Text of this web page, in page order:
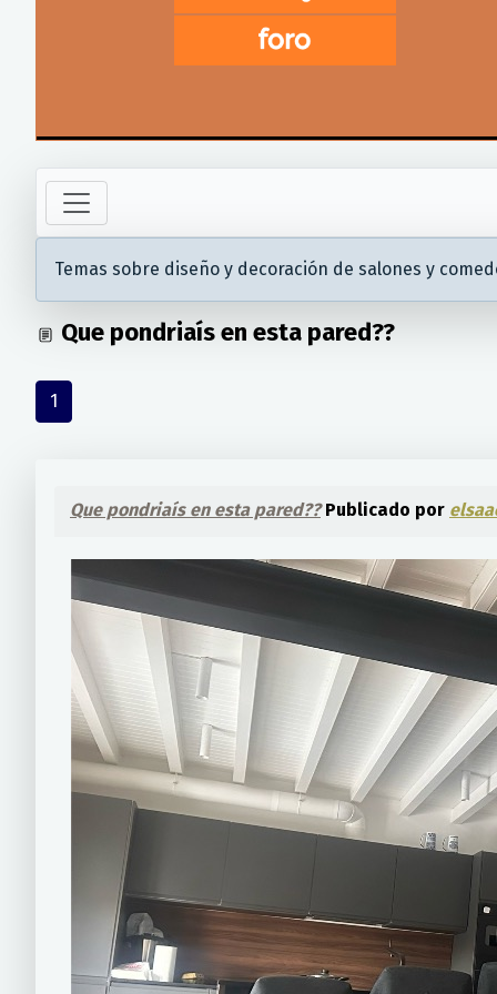
Temas sobre diseño y decoración de salones y
Que pondriaís en esta pared??
1
Que pondriaís en esta pared??Publicado por